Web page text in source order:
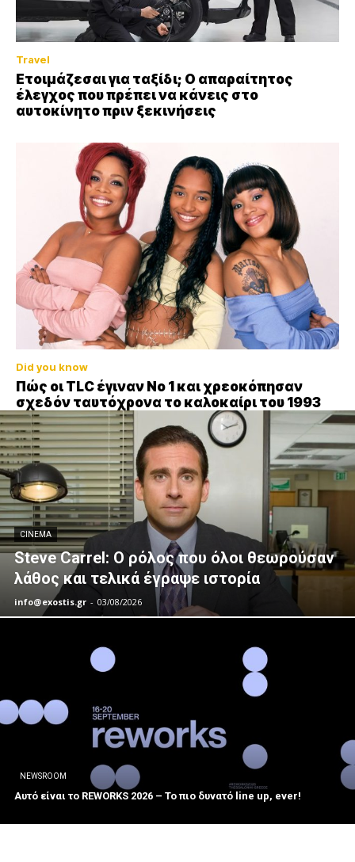
Travel
Ετοιμάζεσαι για ταξίδι; Ο απαραίτητος
έλεγχος που πρέπει να κάνεις στο
αυτοκίνητο πριν ξεκινήσεις
Did you know
Πώς οι TLC έγιναν Νο 1 και χρεοκόπησαν
σχεδόν ταυτόχρονα το καλοκαίρι του 1993
CINEMA
Steve Carrel: Ο ρόλος που όλοι θεωρούσαν
λάθος και τελικά έγραψε ιστορία
info@exostis.gr - 03/08/2026
NEWSROOM
Αυτό είναι το REWORKS 2026 – Το πιο δυνατό line up, ever!